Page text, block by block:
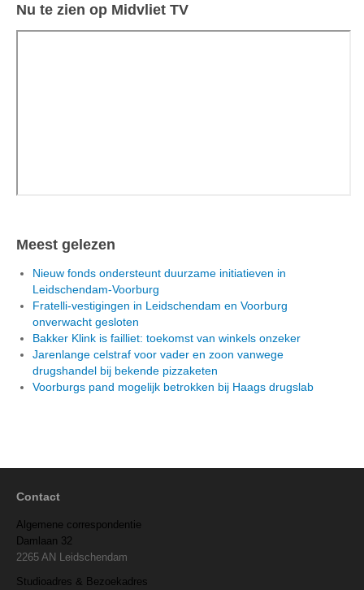
Nu te zien op Midvliet TV
Meest gelezen
Nieuw fonds ondersteunt duurzame initiatieven in
Leidschendam-Voorburg
Fratelli-vestigingen in Leidschendam en Voorburg
onverwacht gesloten
Bakker Klink is failliet: toekomst van winkels onzeker
Jarenlange celstraf voor vader en zoon vanwege
drugshandel bij bekende pizzaketen
Voorburgs pand mogelijk betrokken bij Haags drugslab
Contact
Algemene correspondentie
Damlaan 32
2265 AN Leidschendam
Studioadres & Bezoekadres